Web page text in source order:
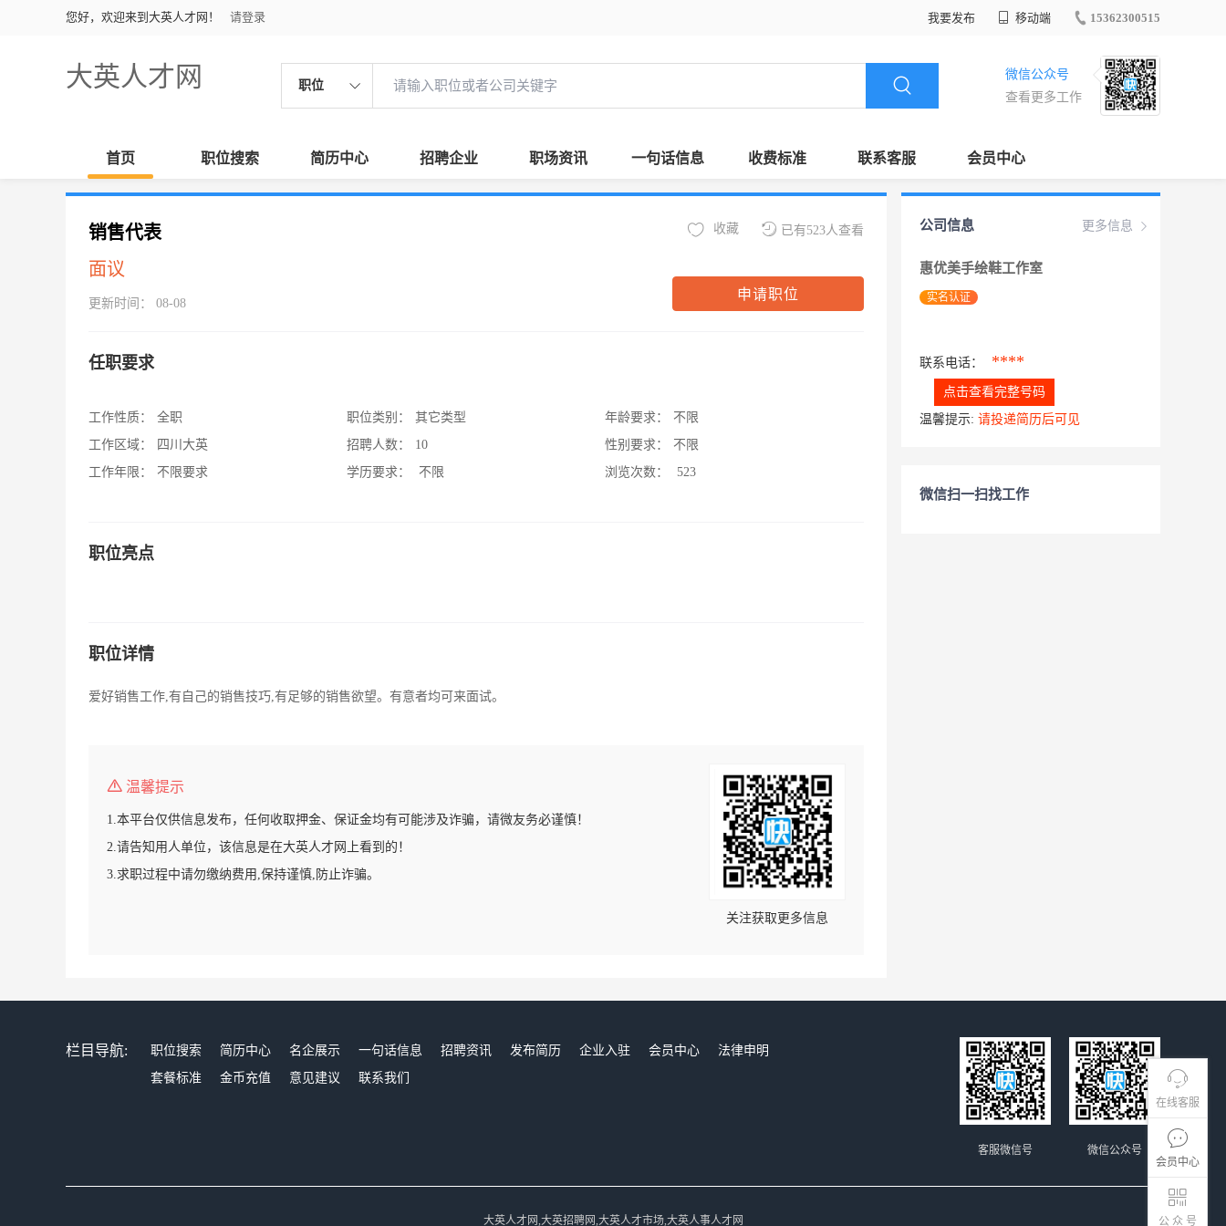
您好，欢迎来到大英人才网！ 请登录 我要发布 移动端 15362300515
大英人才网 职位
微信公众号
查看更多工作
首页 职位搜索 简历中心 招聘企业 职场资讯 一句话信息 收费标准 联系客服 会员中心
在线客服
会员中心
公 众 号
销售代表
面议
更新时间： 08-08
已有523人查看
收藏
申请职位
任职要求
工作性质：
全职
工作区域：
四川大英
工作年限：
不限要求
职位类别：
其它类型
招聘人数：
10
学历要求：
不限
年龄要求：
不限
性别要求：
不限
浏览次数：
523
职位亮点
职位详情
爱好销售工作,有自己的销售技巧,有足够的销售欲望。有意者均可来面试。
温馨提示
1.本平台仅供信息发布，任何收取押金、保证金均有可能涉及诈骗，请微友务必谨慎！
2.请告知用人单位，该信息是在大英人才网上看到的！
3.求职过程中请勿缴纳费用,保持谨慎,防止诈骗。
关注获取更多信息
更多信息
公司信息
惠优美手绘鞋工作室
实名认证
联系电话： ****
点击查看完整号码
温馨提示: 请投递简历后可见
微信扫一扫找工作
栏目导航: 职位搜索 简历中心 名企展示 一句话信息 招聘资讯 发布简历 企业入驻 会员中心
法律申明
套餐标准
金币充值 意见建议 联系我们
微信公众号
客服微信号
大英人才网,大英招聘网,大英人才市场,大英人事人才网